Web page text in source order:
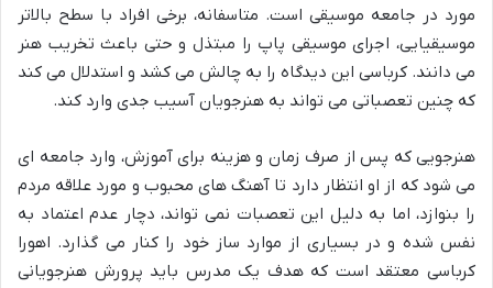
مورد در جامعه موسیقی است. متاسفانه، برخی افراد با سطح بالاتر
موسیقیایی، اجرای موسیقی پاپ را مبتذل و حتی باعث تخریب هنر
می دانند. کرباسی این دیدگاه را به چالش می کشد و استدلال می کند
که چنین تعصباتی می تواند به هنرجویان آسیب جدی وارد کند.
هنرجویی که پس از صرف زمان و هزینه برای آموزش، وارد جامعه ای
می شود که از او انتظار دارد تا آهنگ های محبوب و مورد علاقه مردم
را بنوازد، اما به دلیل این تعصبات نمی تواند، دچار عدم اعتماد به
نفس شده و در بسیاری از موارد ساز خود را کنار می گذارد. اهورا
کرباسی معتقد است که هدف یک مدرس باید پرورش هنرجویانی